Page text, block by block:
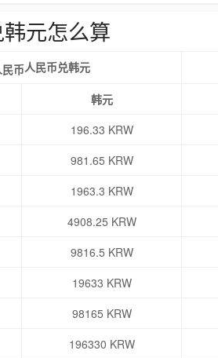
元怎么算
人民币兑韩元
韩元
196.33 KRW
981.65 KRW
1963.3 KRW
4908.25 KRW
9816.5 KRW
19633 KRW
98165 KRW
196330 KRW